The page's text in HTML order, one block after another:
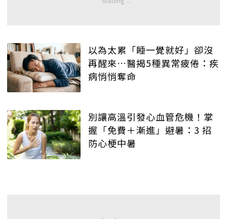
以為太累「睡一覺就好」卻沒
再醒來…醫揭5種異常疲倦：疾
病悄悄奪命
別讓高溫引發心血管危機！掌
握「免費＋漸進」避暑：3 招
防心梗中暑